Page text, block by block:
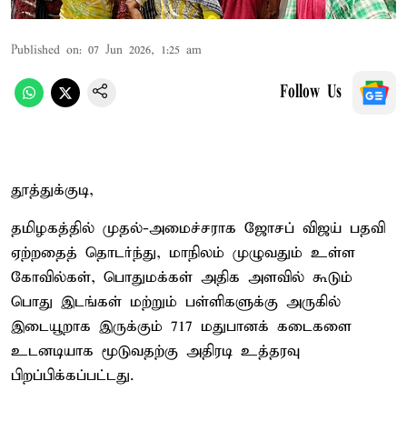
Published on: 07 Jun 2026, 1:25 am
Follow Us
தூத்துக்குடி,
தமிழகத்தில் முதல்-அமைச்சராக ஜோசப் விஜய் பதவி
ஏற்றதைத் தொடர்ந்து, மாநிலம் முழுவதும் உள்ள
கோவில்கள், பொதுமக்கள் அதிக அளவில் கூடும்
பொது இடங்கள் மற்றும் பள்ளிகளுக்கு அருகில்
இடையூறாக இருக்கும் 717 மதுபானக் கடைகளை
உடனடியாக மூடுவதற்கு அதிரடி உத்தரவு
பிறப்பிக்கப்பட்டது.